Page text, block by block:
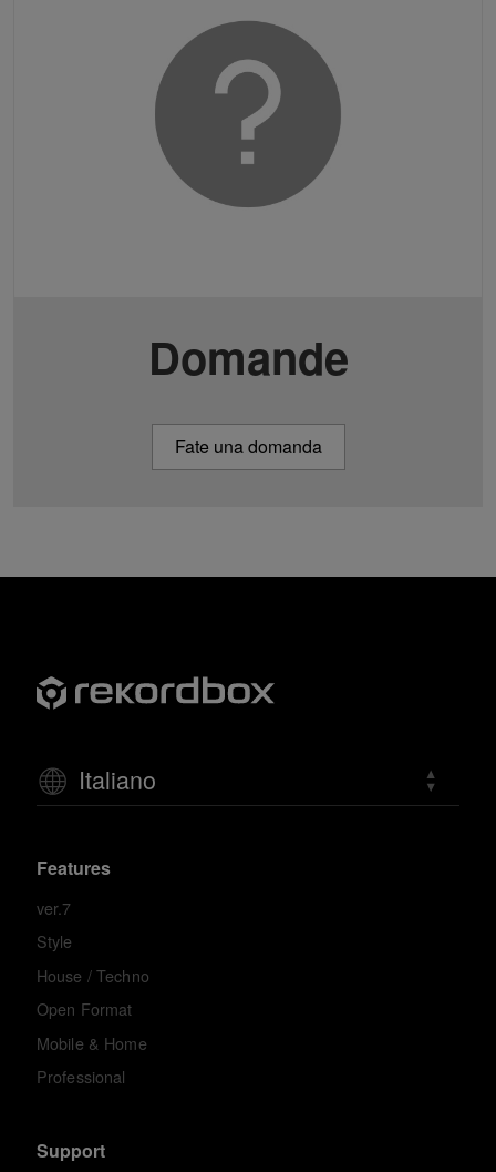
Domande
Fate una domanda
Italiano
Features
ver.7
Style
House / Techno
Open Format
Mobile & Home
Professional
Support